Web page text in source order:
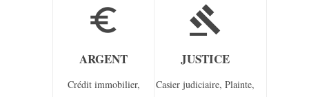
euro_symbol
ARGENT
Crédit immobilier,
gavel
JUSTICE
Casier judiciaire,Plainte,